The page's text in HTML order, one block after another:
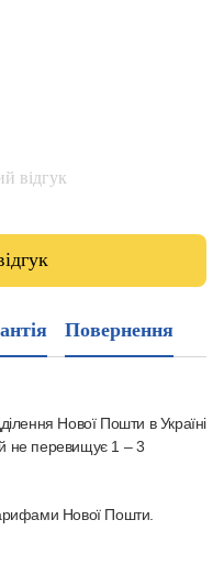
відгук
Повернення
Нової Пошти в Україні
не перевищує 1 – 3
Нової Пошти.